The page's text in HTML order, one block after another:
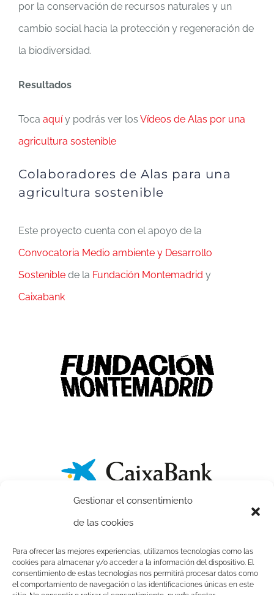
Gestionar el consentimiento
de las cookies
Para ofrecer las mejores experiencias, utilizamos tecnologías como las
cookies para almacenar y/o acceder a la información del dispositivo. El
consentimiento de estas tecnologías nos permitirá procesar datos como
el comportamiento de navegación o las identificaciones únicas en este
por la conservación de recursos naturales y un
cambio social hacia la protección y regeneración de
la biodiversidad.
Resultados
Toca aquíy podrás ver los Vídeos de Alas por una
agricultura sostenible
Colaboradores de Alas para una
agricultura sostenible
Este proyecto cuenta con el apoyo de la
Convocatoria Medio ambiente y Desarrollo
Sostenible de la Fundación Montemadrid y
Caixabank